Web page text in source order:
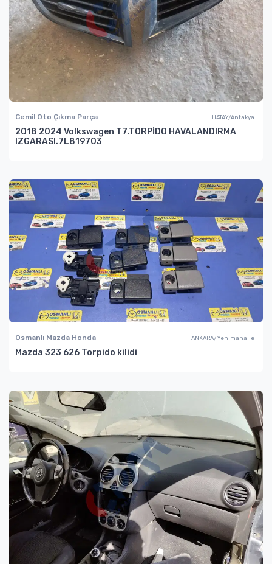
Cemil Oto Çıkma Parça HATAY/Antakya
2018 2024 Volkswagen T7.TORPİDO HAVALANDIRMA
IZGARASI.7L819703
Osmanlı Mazda Honda ANKARA/Yenimahalle
Mazda 323 626 Torpido kilidi